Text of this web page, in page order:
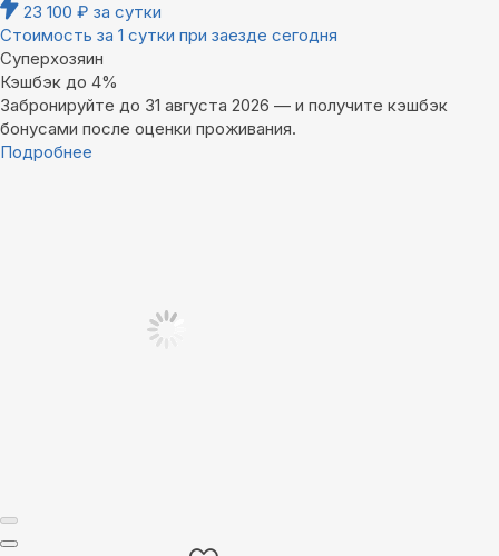
23 100 ₽ за сутки
Стоимость за 1 сутки при заезде сегодня
Суперхозяин
Кэшбэк до 4%
Забронируйте до 31 августа 2026 — и получите кэшбэк
бонусами после оценки проживания.
Подробнее